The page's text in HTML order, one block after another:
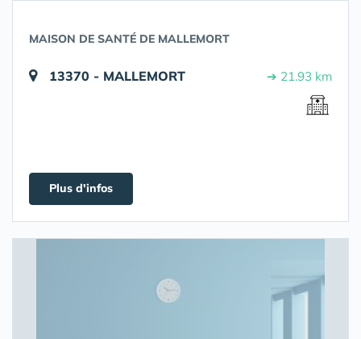
MAISON DE SANTÉ DE MALLEMORT
13370 - MALLEMORT ➔ 21.93 km
Plus d'infos